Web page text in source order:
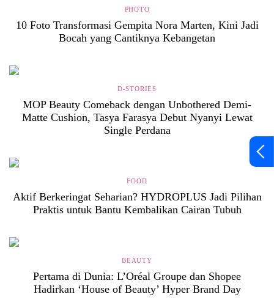
PHOTO
10 Foto Transformasi Gempita Nora Marten, Kini Jadi
Bocah yang Cantiknya Kebangetan
D-STORIES
MOP Beauty Comeback dengan Unbothered Demi-
Matte Cushion, Tasya Farasya Debut Nyanyi Lewat
Single Perdana
FOOD
Aktif Berkeringat Seharian? HYDROPLUS Jadi Pilihan
Praktis untuk Bantu Kembalikan Cairan Tubuh
BEAUTY
Pertama di Dunia: L’Oréal Groupe dan Shopee
Hadirkan ‘House of Beauty’ Hyper Brand Day